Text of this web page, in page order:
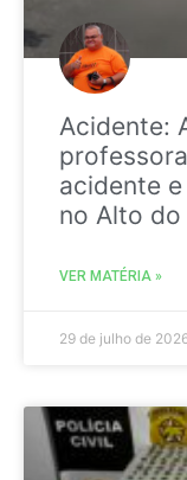
Acidente:
acidente
no Alto do
VER MATÉRIA »
29 de julho de